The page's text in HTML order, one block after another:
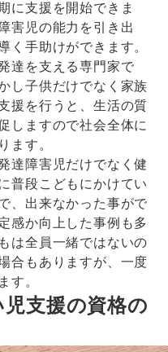
に支援を開始できま
害児の能力を引き出
く手助けができます。
達を支える専門家で
し子供だけでなく家族
援を行うと、生活の質
しますので社会全体に
ます。
達障害児だけでなく健
普段こどもにかけてい
、出来なかった事がで
感か向上した事例も多
は全員一緒ではないの
合もありますが、一度
す。
支援の資格の